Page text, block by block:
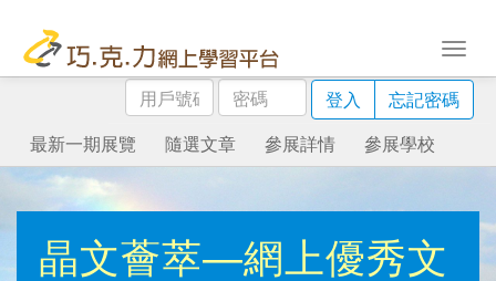
用
戶
號
碼
密
碼
登入
忘記密碼
最新一期展覽
隨選文章 參展詳情 參展學校
晶文薈萃—網上優秀文